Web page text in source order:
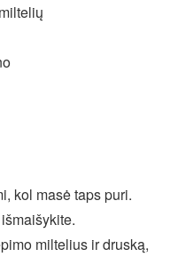
kol masė taps puri.
miltelius ir druską,